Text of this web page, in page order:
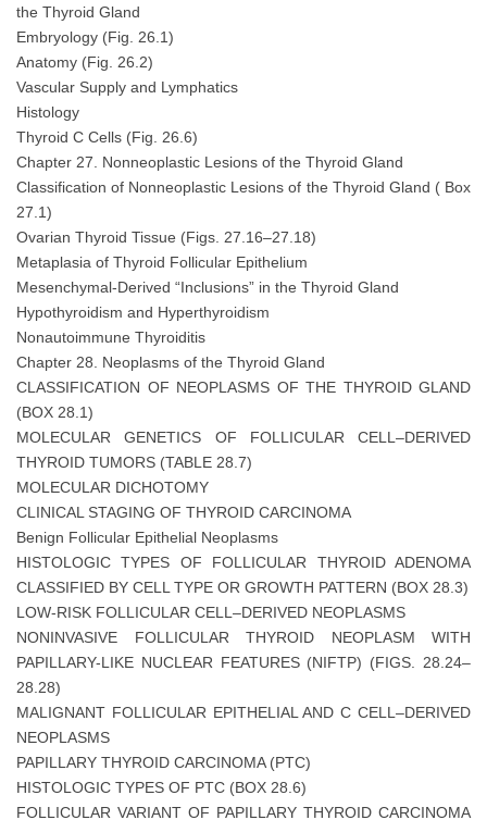
the Thyroid Gland
Embryology (Fig. 26.1)
Anatomy (Fig. 26.2)
Vascular Supply and Lymphatics
Histology
Thyroid C Cells (Fig. 26.6)
Chapter 27. Nonneoplastic Lesions of the Thyroid Gland
Classification of Nonneoplastic Lesions of the Thyroid Gland ( Box
27.1)
Ovarian Thyroid Tissue (Figs. 27.16–27.18)
Metaplasia of Thyroid Follicular Epithelium
Mesenchymal-Derived “Inclusions” in the Thyroid Gland
Hypothyroidism and Hyperthyroidism
Nonautoimmune Thyroiditis
Chapter 28. Neoplasms of the Thyroid Gland
CLASSIFICATION OF NEOPLASMS OF THE THYROID GLAND
(BOX 28.1)
MOLECULAR GENETICS OF FOLLICULAR CELL–DERIVED
THYROID TUMORS (TABLE 28.7)
MOLECULAR DICHOTOMY
CLINICAL STAGING OF THYROID CARCINOMA
Benign Follicular Epithelial Neoplasms
HISTOLOGIC TYPES OF FOLLICULAR THYROID ADENOMA
CLASSIFIED BY CELL TYPE OR GROWTH PATTERN (BOX 28.3)
LOW-RISK FOLLICULAR CELL–DERIVED NEOPLASMS
NONINVASIVE FOLLICULAR THYROID NEOPLASM WITH
PAPILLARY-LIKE NUCLEAR FEATURES (NIFTP) (FIGS. 28.24–
28.28)
MALIGNANT FOLLICULAR EPITHELIAL AND C CELL–DERIVED
NEOPLASMS
PAPILLARY THYROID CARCINOMA (PTC)
HISTOLOGIC TYPES OF PTC (BOX 28.6)
FOLLICULAR VARIANT OF PAPILLARY THYROID CARCINOMA